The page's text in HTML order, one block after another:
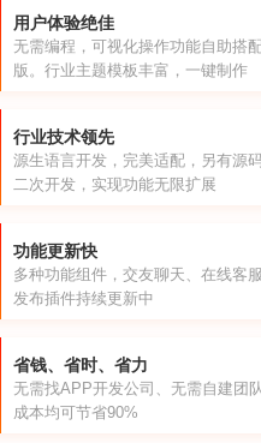
用户体验绝佳
无需编程，可视化操作功能自助搭
版。行业主题模板丰富，一键制作
行业技术领先
源生语言开发，完美适配，另有源
二次开发，实现功能无限扩展
功能更新快
多种功能组件，交友聊天、在线客
发布插件持续更新中
省钱、省时、省力
无需找APP开发公司、无需自建团
成本均可节省90%